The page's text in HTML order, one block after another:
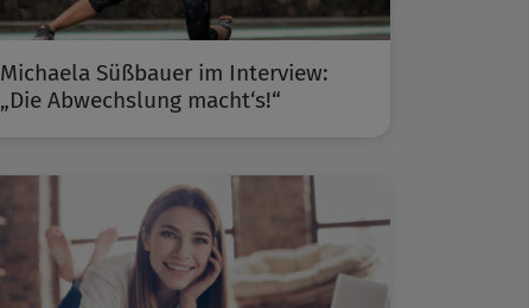
Michaela Süßbauer im Interview:
„Die Abwechslung macht‘s!“